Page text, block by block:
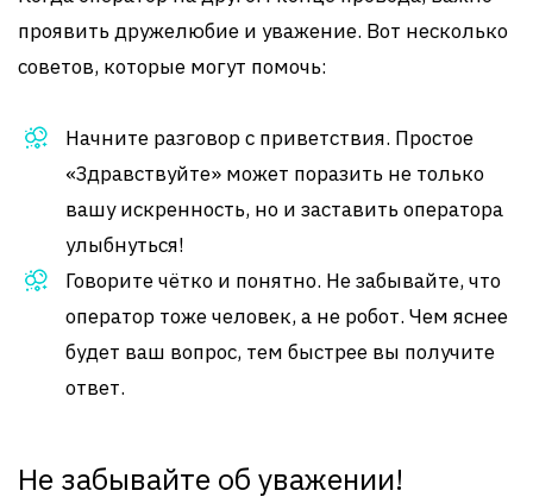
проявить дружелюбие и уважение. Вот несколько
советов, которые могут помочь:
Начните разговор с приветствия. Простое
«Здравствуйте» может поразить не только
вашу искренность, но и заставить оператора
улыбнуться!
Говорите чётко и понятно. Не забывайте, что
оператор тоже человек, а не робот. Чем яснее
будет ваш вопрос, тем быстрее вы получите
ответ.
Не забывайте об уважении!